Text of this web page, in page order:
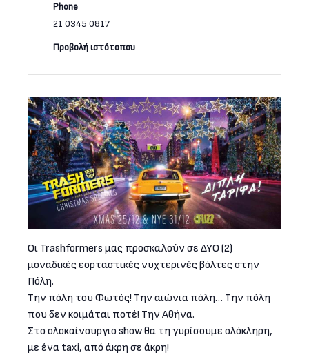
Phone
21 0345 0817
Οι Trashformers μας προσκαλούν σε ΔΥΟ (2)
μοναδικές εορταστικές νυχτερινές βόλτες στην
Πόλη.
Την πόλη του Φωτός! Την αιώνια πόλη… Την πόλη
που δεν κοιμάται ποτέ! Την Αθήνα.
Στο ολοκαίνουργιο show θα τη γυρίσουμε ολόκληρη,
με ένα taxi, από άκρη σε άκρη!